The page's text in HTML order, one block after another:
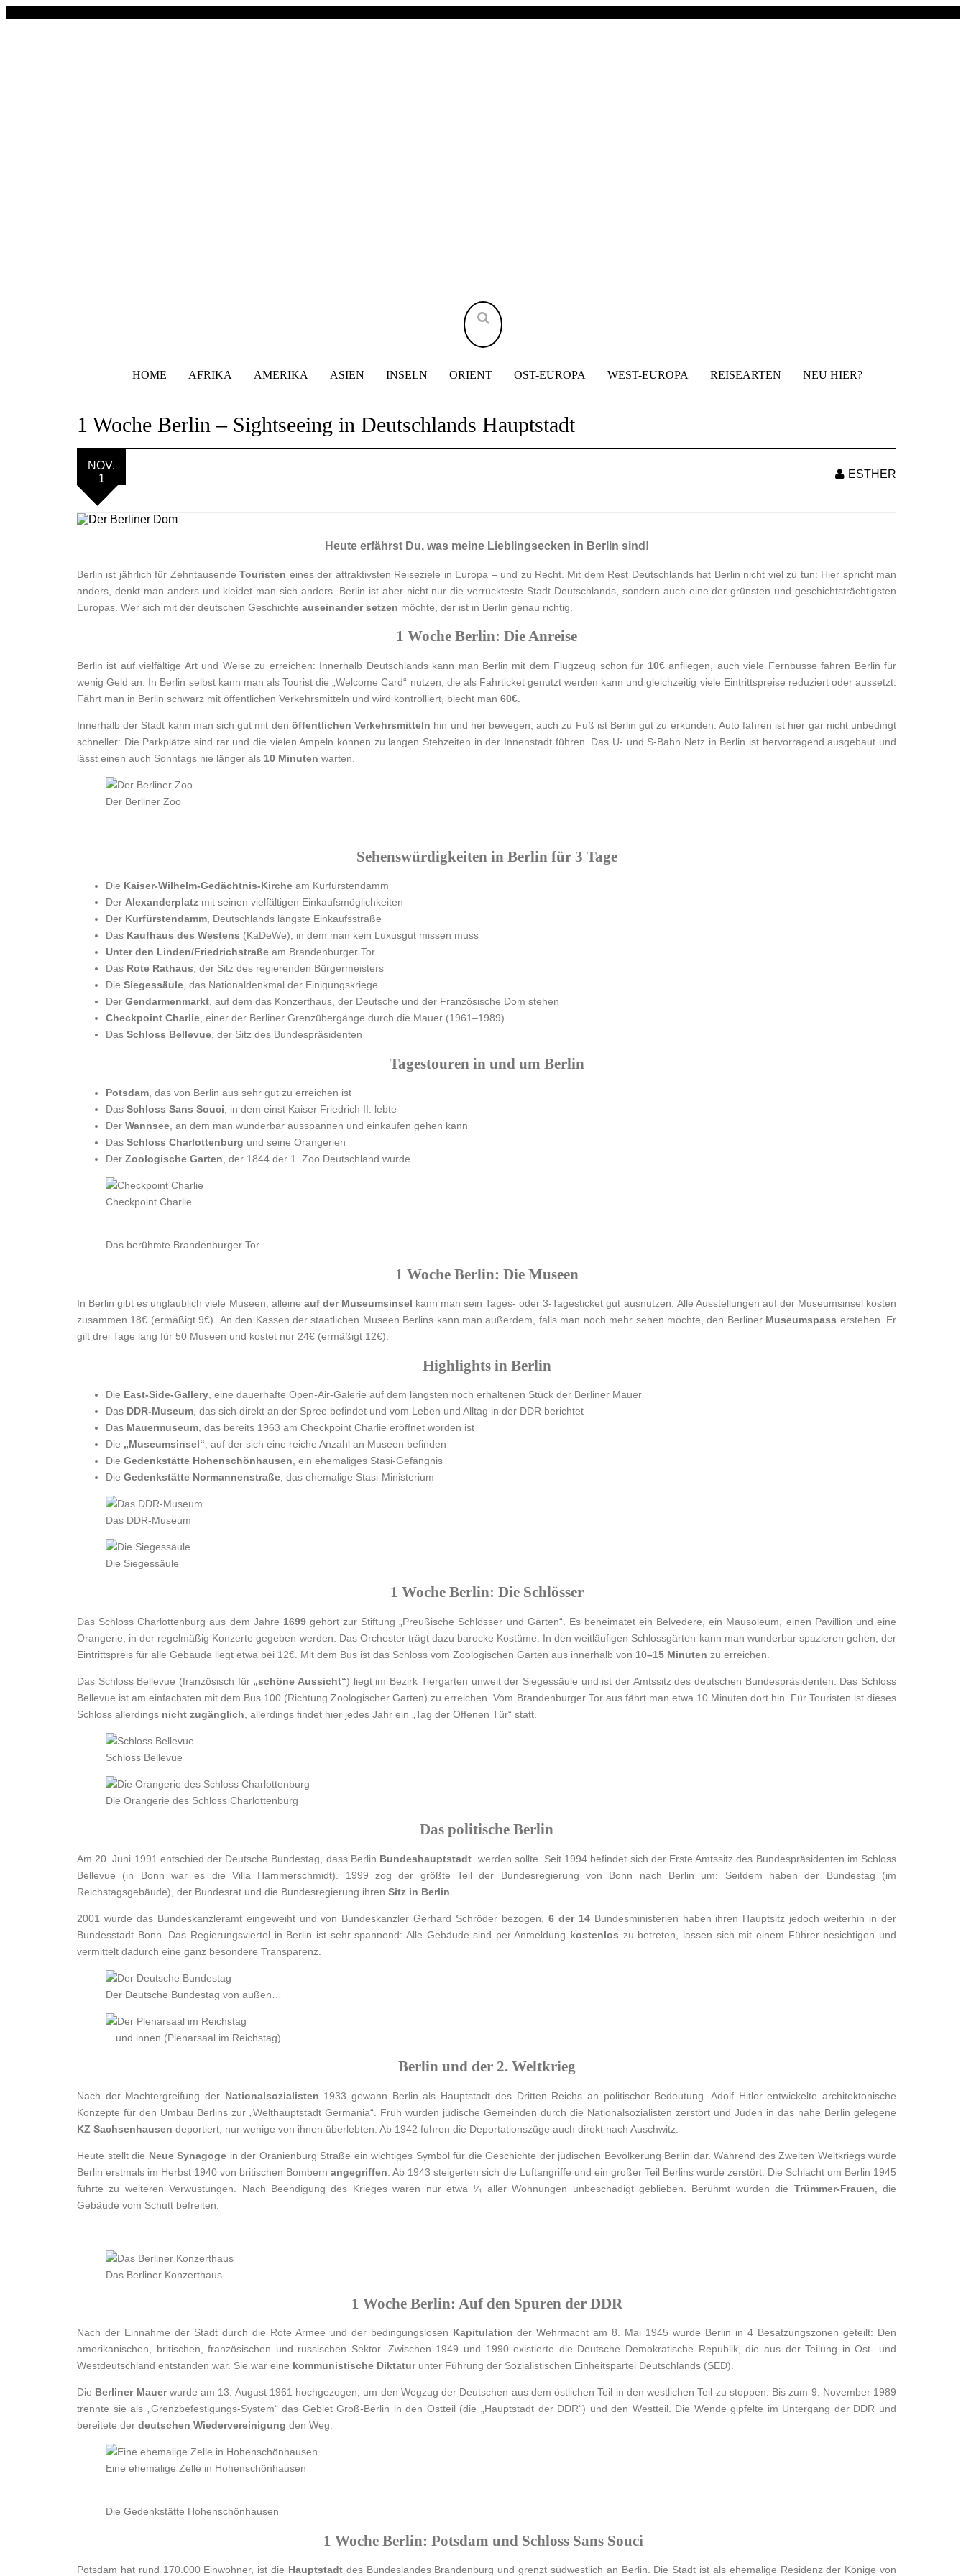
HOME AFRIKA AMERIKA ASIEN INSELN ORIENT OST-EUROPA WEST-EUROPA REISEARTEN NEU HIER?
1 Woche Berlin – Sightseeing in Deutschlands Hauptstadt
NOV.
1
ESTHER
Heute erfährst Du, was meine Lieblingsecken in Berlin sind!
Berlin ist jährlich für ZehntausendeTouristen eines der attraktivsten Reiseziele in Europa – und zu Recht. Mit dem Rest Deutschlands hat Berlin nicht viel zu tun: Hier spricht man
anders, denkt man anders und kleidet man sich anders. Berlin ist aber nicht nur die verrückteste Stadt Deutschlands, sondern auch eine der grünsten und geschichtsträchtigsten
Europas. Wer sich mit der deutschen Geschichte auseinander setzen möchte, der ist in Berlin genau richtig.
1 Woche Berlin: Die Anreise
Berlin ist auf vielfältige Art und Weise zu erreichen: Innerhalb Deutschlands kann man Berlin mit dem Flugzeug schon für 10€anfliegen, auch viele Fernbusse fahren Berlin für
wenig Geld an. In Berlin selbst kann man als Tourist die „Welcome Card“ nutzen, die als Fahrticket genutzt werden kann und gleichzeitig viele Eintrittspreise reduziert oder aussetzt.
Fährt man in Berlin schwarz mit öffentlichen Verkehrsmitteln und wird kontrolliert, blecht man 60€
Innerhalb der Stadt kann man sich gut mit den öffentlichen Verkehrsmitteln hin und her bewegen, auch zu Fuß ist Berlin gut zu erkunden. Auto fahren ist hier gar nicht unbedingt
schneller: Die Parkplätze sind rar und die vielen Ampeln können zu langen Stehzeiten in der Innenstadt führen. Das U- und S-Bahn Netz in Berlin ist hervorragend ausgebaut und
lässt einen auch Sonntags nie länger als 10 Minuten warten.
Der Berliner Zoo
Sehenswürdigkeiten in Berlin für 3 Tage
Die Kaiser-Wilhelm-Gedächtnis-Kirche am Kurfürstendamm
Der Alexanderplatz mit seinen vielfältigen Einkaufsmöglichkeiten
Der Kurfürstendamm, Deutschlands längste Einkaufsstraße
Das Kaufhaus des Westens (KaDeWe), in dem man kein Luxusgut missen muss
Unter den Linden/Friedrichstraße am Brandenburger Tor
Das Rote Rathaus, der Sitz des regierenden Bürgermeisters
Die Siegessäule, das Nationaldenkmal der Einigungskriege
Der Gendarmenmarkt, auf dem das Konzerthaus, der Deutsche und der Französische Dom stehen
Checkpoint Charlie, einer der Berliner Grenzübergänge durch die Mauer (1961–1989)
Das Schloss Bellevue, der Sitz des Bundespräsidenten
Tagestouren in und um Berlin
Potsdam, das von Berlin aus sehr gut zu erreichen ist
Das Schloss Sans Souci, in dem einst Kaiser Friedrich II. lebte
Der Wannsee, an dem man wunderbar ausspannen und einkaufen gehen kann
Das Schloss Charlottenburg und seine Orangerien
Der Zoologische Garten, der 1844 der 1. Zoo Deutschland wurde
Checkpoint Charlie
Das berühmte Brandenburger Tor
1 Woche Berlin: Die Museen
In Berlin gibt es unglaublich viele Museen, alleine auf der Museumsinsel kann man sein Tages- oder 3-Tagesticket gut ausnutzen. Alle Ausstellungen auf der Museumsinsel kosten
zusammen 18€ (ermäßigt 9€). An den Kassen der staatlichen Museen Berlins kann man außerdem, falls man noch mehr sehen möchte, den Berliner Museumspass erstehen. Er
gilt drei Tage lang für 50 Museen und kostet nur 24€ (ermäßigt 12€).
Highlights in Berlin
Die East-Side-Gallery , eine dauerhafte Open-Air-Galerie auf dem längsten noch erhaltenen Stück der Berliner Mauer
Das DDR-Museum , das sich direkt an der Spree befindet und vom Leben und Alltag in der DDR berichtet
Das Mauermuseum , das bereits 1963 am Checkpoint Charlie eröffnet worden ist
Die „Museumsinsel“ , auf der sich eine reiche Anzahl an Museen befinden
Die Gedenkstätte Hohenschönhausen , ein ehemaliges Stasi-Gefängnis
Die Gedenkstätte Normannenstraße , das ehemalige Stasi-Ministerium
Das DDR-Museum
Die Siegessäule
1 Woche Berlin: Die Schlösser
Das Schloss Charlottenburg aus dem Jahre 1699gehört zur Stiftung „Preußische Schlösser und Gärten“. Es beheimatet ein Belvedere, ein Mausoleum, einen Pavillion und eine
Orangerie, in der regelmäßig Konzerte gegeben werden. Das Orchester trägt dazu barocke Kostüme. In den weitläufigen Schlossgärten kann man wunderbar spazieren gehen, der
Eintrittspreis für alle Gebäude liegt etwa bei 12€. Mit dem Bus ist das Schloss vom Zoologischen Garten aus innerhalb von 10–15 Minuten zu erreichen.
Das Schloss Bellevue (französisch für „schöne Aussicht“) liegt im Bezirk Tiergarten unweit der Siegessäule und ist der Amtssitz des deutschen Bundespräsidenten. Das Schloss
Bellevue ist am einfachsten mit dem Bus 100 (Richtung Zoologischer Garten) zu erreichen. Vom Brandenburger Tor aus fährt man etwa 10 Minuten dort hin. Für Touristen ist dieses
Schloss allerdings nicht zugänglich , allerdings findet hier jedes Jahr ein „Tag der Offenen Tür“ statt.
Schloss Bellevue
Die Orangerie des Schloss Charlottenburg
Das politische Berlin
Am 20. Juni 1991 entschied der Deutsche Bundestag, dass Berlin Bundeshauptstadt werden sollte. Seit 1994 befindet sich der Erste Amtssitz des Bundespräsidenten im Schloss
Bellevue (in Bonn war es die Villa Hammerschmidt). 1999 zog der größte Teil der Bundesregierung von Bonn nach Berlin um: Seitdem haben der Bundestag (im
Reichstagsgebäude), der Bundesrat und die Bundesregierung ihren Sitz in Berlin
2001 wurde das Bundeskanzleramt eingeweiht und von Bundeskanzler Gerhard Schröder bezogen, 6 der 14Bundesministerien haben ihren Hauptsitz jedoch weiterhin in der
Bundesstadt Bonn. Das Regierungsviertel in Berlin ist sehr spannend: Alle Gebäude sind per Anmeldung kostenlos zu betreten, lassen sich mit einem Führer besichtigen und
vermittelt dadurch eine ganz besondere Transparenz.
Der Deutsche Bundestag von außen…
…und innen (Plenarsaal im Reichstag)
Berlin und der 2. Weltkrieg
Nach der Machtergreifung der Nationalsozialisten 1933 gewann Berlin als Hauptstadt des Dritten Reichs an politischer Bedeutung. Adolf Hitler entwickelte architektonische
Konzepte für den Umbau Berlins zur „Welthauptstadt Germania“. Früh wurden jüdische Gemeinden durch die Nationalsozialisten zerstört und Juden in das nahe Berlin gelegene
KZ Sachsenhausen deportiert, nur wenige von ihnen überlebten. Ab 1942 fuhren die Deportationszüge auch direkt nach Auschwitz.
Heute stellt die Neue Synagoge in der Oranienburg Straße ein wichtiges Symbol für die Geschichte der jüdischen Bevölkerung Berlin dar. Während des Zweiten Weltkriegs wurde
Berlin erstmals im Herbst 1940 von britischen Bombernangegriffen . Ab 1943 steigerten sich die Luftangriffe und ein großer Teil Berlins wurde zerstört: Die Schlacht um Berlin 1945
führte zu weiteren Verwüstungen. Nach Beendigung des Krieges waren nur etwa ¼ aller Wohnungen unbeschädigt geblieben. Berühmt wurden die Trümmer-Frauen , die
Gebäude vom Schutt befreiten.
Das Berliner Konzerthaus
1 Woche Berlin: Auf den Spuren der DDR
Nach der Einnahme der Stadt durch die Rote Armee und der bedingungslosen Kapitulation der Wehrmacht am 8. Mai 1945 wurde Berlin in 4 Besatzungszonen geteilt: Den
amerikanischen, britischen, französischen und russischen Sektor. Zwischen 1949 und 1990 existierte die Deutsche Demokratische Republik, die aus der Teilung in Ost- und
Westdeutschland entstanden war. Sie war eine kommunistische Diktaturunter Führung der Sozialistischen Einheitspartei Deutschlands (SED).
Die Berliner Mauerwurde am 13. August 1961 hochgezogen, um den Wegzug der Deutschen aus dem östlichen Teil in den westlichen Teil zu stoppen. Bis zum 9. November 1989
trennte sie als „Grenzbefestigungs-System“ das Gebiet Groß-Berlin in den Ostteil (die „Hauptstadt der DDR“) und den Westteil. Die Wende gipfelte im Untergang der DDR und
bereitete der deutschen Wiedervereinigung den Weg.
Eine ehemalige Zelle in Hohenschönhausen
Die Gedenkstätte Hohenschönhausen
1 Woche Berlin: Potsdam und Schloss Sans Souci
Potsdam hat rund 170.000 Einwohner, ist die Hauptstadtdes Bundeslandes Brandenburg und grenzt südwestlich an Berlin. Die Stadt ist als ehemalige Residenz der Könige von